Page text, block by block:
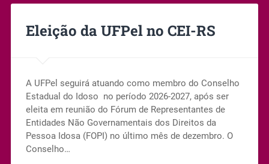
Eleição da UFPel no CEI-RS
A UFPel seguirá atuando como membro do Conselho
Estadual do Idoso no período 2026-2027, após ser
eleita em reunião do Fórum de Representantes de
Entidades Não Governamentais dos Direitos da
Pessoa Idosa (FOPI) no último mês de dezembro. O
Conselho…